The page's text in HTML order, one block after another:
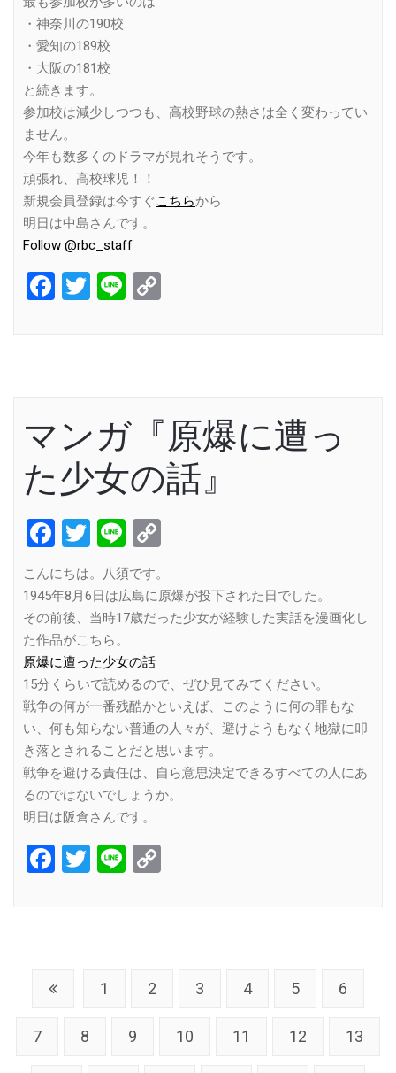
・神奈川の190校
・愛知の189校
・大阪の181校
と続きます。
参加校は減少しつつも、高校野球の熱さは全く変わってい
ません。
今年も数多くのドラマが見れそうです。
頑張れ、高校球児！！
新規会員登録は今すぐこちらから
明日は中島さんです。
Follow @rbc_staff
Facebook
Twitter
Line
マンガ『原爆に遭っ
た少女の話』
Facebook
Twitter
Line
こんにちは。八須です。
1945年8月6日は広島に原爆が投下された日でした。
その前後、当時17歳だった少女が経験した実話を漫画化し
た作品がこちら。
原爆に遭った少女の話
15分くらいで読めるので、ぜひ見てみてください。
戦争の何が一番残酷かといえば、このように何の罪もな
い、何も知らない普通の人々が、避けようもなく地獄に叩
き落とされることだと思います。
戦争を避ける責任は、自ら意思決定できるすべての人にあ
るのではないでしょうか。
明日は阪倉さんです。
Facebook
Twitter
Line
1 2 3 4 5 6
7 8 9 10 11 12 13